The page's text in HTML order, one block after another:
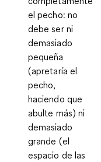
el pecho: no
debe ser ni
demasiado
pequeña
(apretaría el
pecho,
haciendo que
abulte más) ni
demasiado
grande (el
espacio de las